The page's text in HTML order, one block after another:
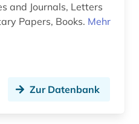
and Journals, Letters
Papers, Books. Mehr
Zur Datenbank